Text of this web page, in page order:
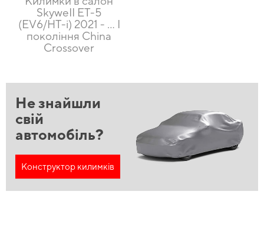
SkyweII ET-5
(EV6/HT-i) 2021 - ... I
покоління China
Crossover
Не знайшли
свій
автомобіль?
Конструктор килимків